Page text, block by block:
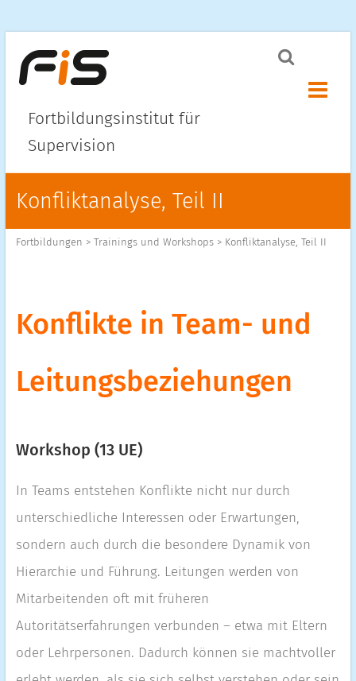
Fortbildungsinstitut für
Supervision
Menü
Konfliktanalyse, Teil II
Fortbildungen > Trainings und Workshops> Konfliktanalyse, Teil II
Konflikte in Team- und
Leitungsbeziehungen
Workshop (13 UE)
In Teams entstehen Konflikte nicht nur durch
unterschiedliche Interessen oder Erwartungen,
sondern auch durch die besondere Dynamik von
Hierarchie und Führung. Leitungen werden von
Mitarbeitenden oft mit früheren
Autoritätserfahrungen verbunden – etwa mit Eltern
oder Lehrpersonen. Dadurch können sie machtvoller